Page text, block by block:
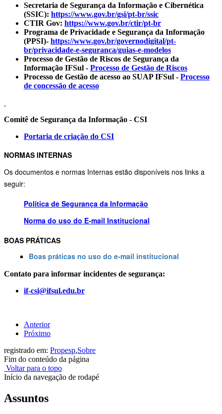
Secretaria de Segurança da Informação e Cibernética
(SSIC): https://www.gov.br/gsi/pt-br/ssic
CTIR Gov: https://www.gov.br/ctir/pt-br
Programa de Privacidade e Segurança da Informação
(PPSI)- https://www.gov.br/governodigital/pt-
br/privacidade-e-seguranca/guias-e-modelos
Processo de Gestão de Riscos de Segurança da
Informação IFSul - Processo de Gestão de Riscos
Processo de Gestão de acesso ao SUAP IFSul - Processo
de concessão de acesso
Comitê de Segurança da Informação - CSI
Portaria de criação do CSI
NORMAS INTERNAS
Os documentos e normas Internas estão disponíveis nos links a
seguir:
Política de Segurança da Informação
Norma do uso do E-mail Institucional
BOAS PRÁTICAS
Boas práticas no uso do e-mail institucional
Contato para informar incidentes de segurança:
if-csi@ifsul.edu.br
Anterior
Próximo
registrado em: Propesp,Sobre
Fim do conteúdo da página
Voltar para o topo
Início da navegação de rodapé
Assuntos